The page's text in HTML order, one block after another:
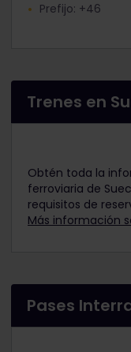
Prefijo: +46
Trenes en
Obtén toda la
ferroviaria de
requisitos de
Más información
Pases